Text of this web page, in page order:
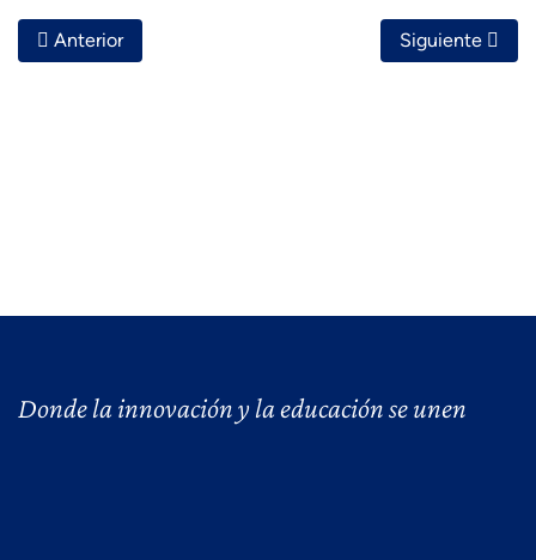
Artículo Anterior: Casos Reales De Jóvenes Que Midieron
Anterior Artículo
Siguiente
Donde la innovación y la educación se unen